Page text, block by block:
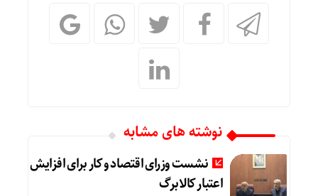
نوشته های مشابه
نشست وزرای اقتصاد و کار برای افزایش
اعتبار کالابرگ